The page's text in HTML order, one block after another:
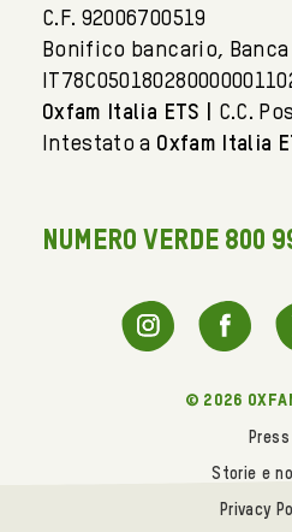
C.F. 92006700519
Bonifico bancario, Banca
Oxfam Italia ETS | C.C.
Intestato a Oxfam Italia
NUMERO VERDE 800
© 2026
Press
Storie e
Privacy